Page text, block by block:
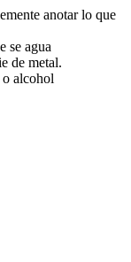
anotar lo que
se agua
de metal.
alcohol